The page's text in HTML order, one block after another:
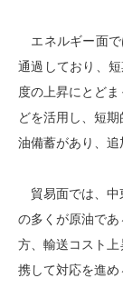
エネルギー面で
通過しており、
度の上昇にとど
どを活用し、短
油備蓄があり、追
貿易面では、中
の多くが原油で
方、輸送コスト
携して対応を進